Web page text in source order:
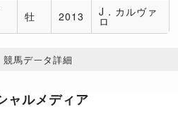
牡 2013 J．カルヴァ
ロ
競馬データ詳細
ャルメディア